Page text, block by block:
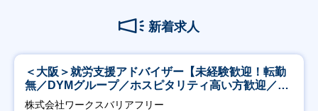
新着求人
＜大阪＞就労支援アドバイザー【未経験歓迎！転勤
無／DYMグループ／ホスピタリティ高い方歓迎／土
日祝】
株式会社ワークスバリアフリー